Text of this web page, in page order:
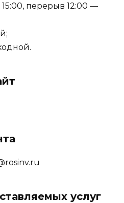
перерыв 12:00 —
услуг